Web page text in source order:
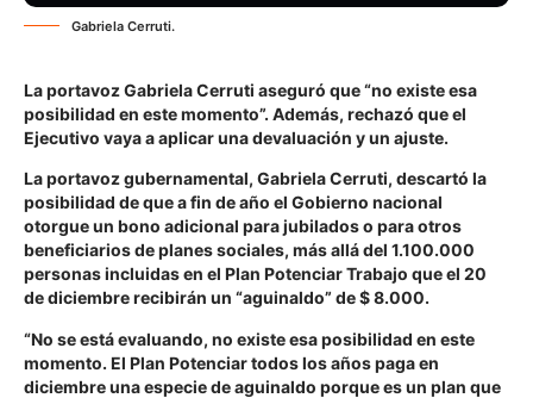
Gabriela Cerruti.
La portavoz Gabriela Cerruti aseguró que “no existe esa
posibilidad en este momento”. Además, rechazó que el
Ejecutivo vaya a aplicar una devaluación y un ajuste.
La portavoz gubernamental, Gabriela Cerruti, descartó la
posibilidad de que a fin de año el Gobierno nacional
otorgue un bono adicional para jubilados o para otros
beneficiarios de planes sociales, más allá del 1.100.000
personas incluidas en el Plan Potenciar Trabajo que el 20
de diciembre recibirán un “aguinaldo” de $ 8.000.
“No se está evaluando, no existe esa posibilidad en este
momento. El Plan Potenciar todos los años paga en
diciembre una especie de aguinaldo porque es un plan que